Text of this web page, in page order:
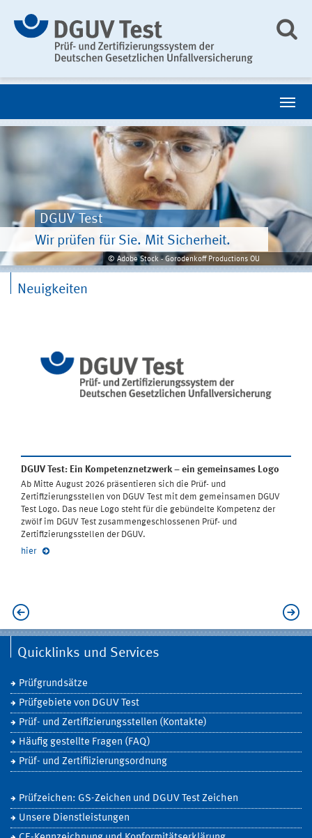
DGUV Test
Wir prüfen für Sie. Mit Sicherheit.
© Adobe Stock - Gorodenkoff Productions OU
Neuigkeiten
DGUV Test: Ein Kompetenznetzwerk – ein gemeinsames Logo
Ab Mitte August 2026 präsentieren sich die Prüf- und
Zertifizierungsstellen von DGUV Test mit dem gemeinsamen DGUV
Test Logo. Das neue Logo steht für die gebündelte Kompetenz der
zwölf im DGUV Test zusammengeschlossenen Prüf- und
Zertifizierungsstellen der DGUV.
hier
Quicklinks und Services
Prüfgrundsätze
Prüfgebiete von DGUV Test
Prüf- und Zertifizierungsstellen (Kontakte)
Häufig gestellte Fragen (FAQ)
Prüf- und Zertifiizierungsordnung
Prüfzeichen: GS-Zeichen und DGUV Test Zeichen
Unsere Dienstleistungen